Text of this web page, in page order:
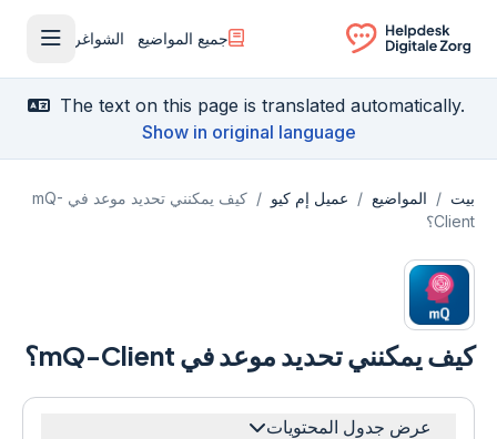
Ga naar de homepagina
جميع المواضيع الشواغر
فتح
The text on this page is translated automatically.
Show in original language
بيت / المواضيع / عميل إم كيو /
كيف يمكنني تحديد موعد في mQ-
Client؟
كيف يمكنني تحديد موعد في mQ-Client؟
عرض جدول المحتويات